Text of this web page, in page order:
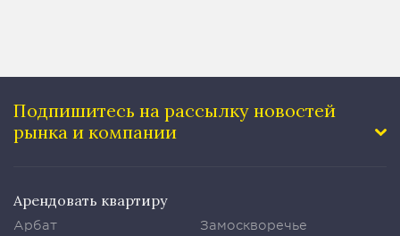
Подпишитесь на рассылку новостей
рынка и компании
Арендовать квартиру
Арбат
Замоскворечье